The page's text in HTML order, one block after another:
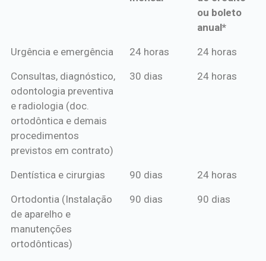
ou boleto
anual*
*Procedimentos Amil
*Pagamento
mensal*
*Pagamento
de crédito
Urgência e emergência 24 horas 24 horas
Consultas, diagnóstico,
odontologia preventiva
e radiologia (doc.
ortodôntica e demais
procedimentos
previstos em contrato)
30 dias 24 horas
Dentística e cirurgias 90 dias 24 horas
Ortodontia (Instalação
de aparelho e
manutenções
ortodônticas)
90 dias 90 dias